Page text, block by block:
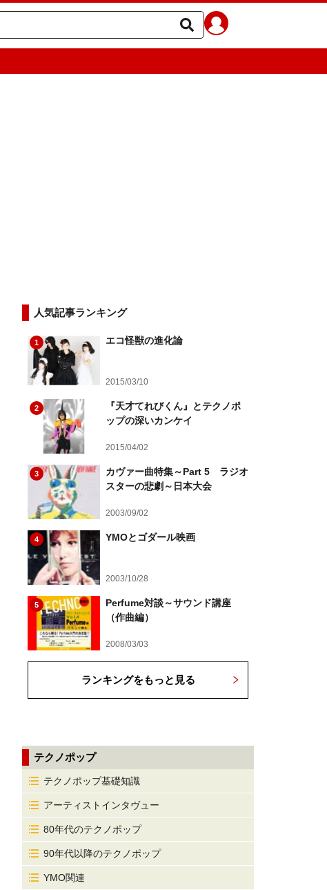
人気記事ランキング
1 エコ怪獣の進化論
2015/03/10
2
『天才てれびくん』とテクノポ
ップの深いカンケイ
2015/04/02
3
カヴァー曲特集～Part 5 ラジオ
スターの悲劇～日本大会
2003/09/02
4 YMOとゴダール映画
2003/10/28
5
Perfume対談～サウンド講座
（作曲編）
2008/03/03
ランキングをもっと見る
テクノポップ
テクノポップ基礎知識
アーティストインタヴュー
80年代のテクノポップ
90年代以降のテクノポップ
YMO関連